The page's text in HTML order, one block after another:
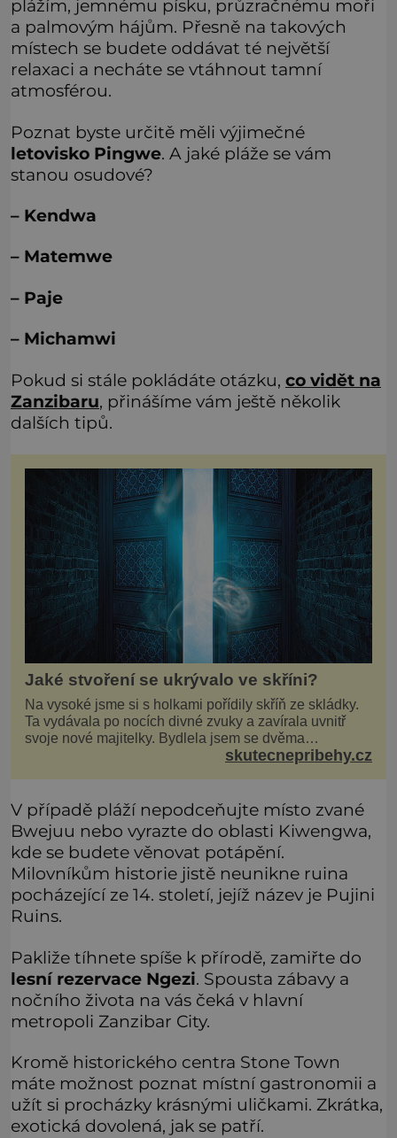
plážím, jemnému písku, průzračnému moři
a palmovým hájům. Přesně na takových
místech se budete oddávat té největší
relaxaci a necháte se vtáhnout tamní
atmosférou.
Poznat byste určitě měli výjimečné
letovisko Pingwe. A jaké pláže se vám
stanou osudové?
– Kendwa
– Matemwe
– Paje
– Michamwi
Pokud si stále pokládáte otázku, co vidět na
Zanzibaru, přinášíme vám ještě několik
dalších tipů.
Jaké stvoření se ukrývalo ve skříni?
Na vysoké jsme si s holkami pořídily skříň ze skládky.
Ta vydávala po nocích divné zvuky a zavírala uvnitř
svoje nové majitelky. Bydlela jsem se dvěma
kamarádkami a bavilo nás zvelebovat si náš byt. Skoro
skutecnepribehy.cz
V případě pláží nepodceňujte místo zvané
Bwejuu nebo vyrazte do oblasti Kiwengwa,
kde se budete věnovat potápění.
Milovníkům historie jistě neunikne ruina
pocházející ze 14. století, jejíž název je Pujini
Ruins.
Pakliže tíhnete spíše k přírodě, zamiřte do
lesní rezervace Ngezi. Spousta zábavy a
nočního života na vás čeká v hlavní
metropoli Zanzibar City.
Kromě historického centra Stone Town
máte možnost poznat místní gastronomii a
užít si procházky krásnými uličkami. Zkrátka,
exotická dovolená, jak se patří.